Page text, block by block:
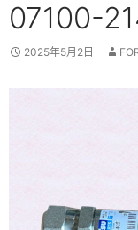
07100-
2025年5月2日